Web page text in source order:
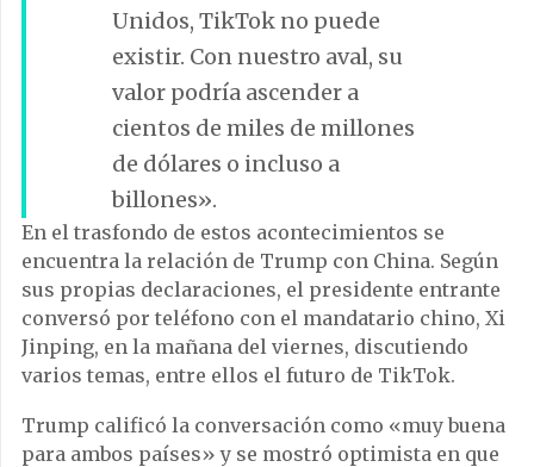
Unidos, TikTok no puede
existir. Con nuestro aval, su
valor podría ascender a
cientos de miles de millones
de dólares o incluso a
billones».
En el trasfondo de estos acontecimientos se
encuentra la relación de Trump con China. Según
sus propias declaraciones, el presidente entrante
conversó por teléfono con el mandatario chino, Xi
Jinping, en la mañana del viernes, discutiendo
varios temas, entre ellos el futuro de TikTok.
Trump calificó la conversación como «muy buena
para ambos países» y se mostró optimista en que